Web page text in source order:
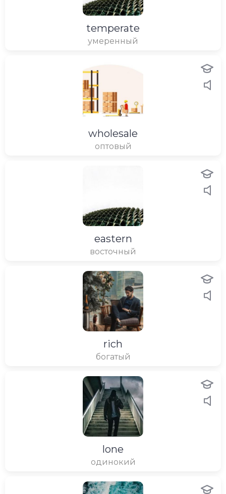
temperate
умеренный
wholesale
оптовый
eastern
восточный
rich
богатый
lone
одинокий